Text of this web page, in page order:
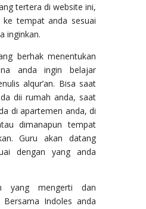
tertera di website ini,
tempat anda sesuai
inginkan.
berhak menentukan
anda ingin belajar
alqur’an. Bisa saat
dii rumah anda, saat
di apartemen anda, di
dimanapun tempat
Guru akan datang
dengan yang anda
yang mengerti dan
Indoles anda